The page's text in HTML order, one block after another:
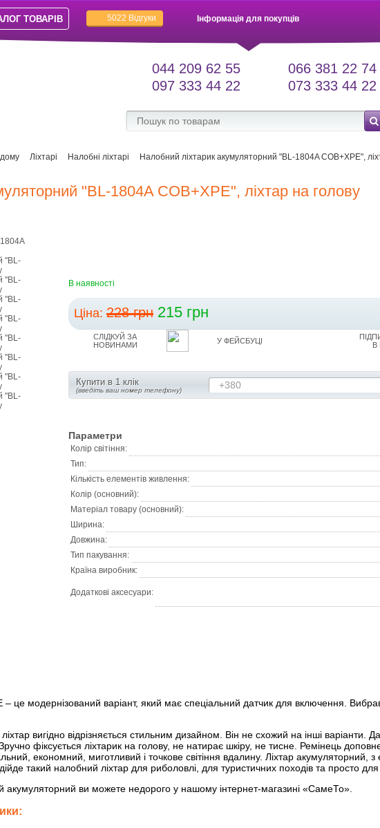
ТОВАРІВ 5022 Відгуки Інформація для покупців
044 209 62 55
097 333 44 22
066 381 22 74
073 333 44 22
Ліхтарі Налобні ліхтарі Налобний ліхтарик акумуляторний "BL-1804A COB+XPE",
"BL-1804A COB+XPE", ліхтар на голову
В наявності
Ціна: 228 грн 215 грн
СЛІДКУЙ ЗА
НОВИНАМИ
У ФЕЙСБУЦІ
В
Купити в 1 клік
(введіть ваш номер телефону) +380
Параметри
Колір світіння:
Тип:
Кількість елементів живлення:
Колір (основний):
Матеріал товару (основний):
Ширина:
Довжина:
Тип пакування:
Країна виробник:
Додаткові аксесуари:
це модернізований варіант, який має спеціальний датчик для включення.
вигідно відрізняється стильним дизайном. Він не схожий на інші варіанти.
фіксується ліхтарик на голову, не натирає шкіру, не тисне. Ремінець
економний, миготливий і точкове світіння вдалину. Ліхтар
такий налобний ліхтар для риболовлі, для туристичних походів та просто
акумуляторний ви можете недорого у нашому інтернет-магазині «СамеТо».